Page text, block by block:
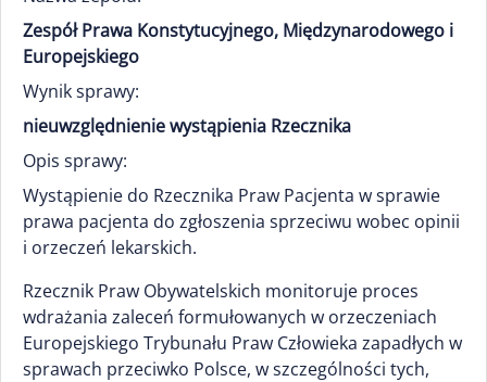
Zespół Prawa Konstytucyjnego, Międzynarodowego i
Europejskiego
Wynik sprawy:
nieuwzględnienie wystąpienia Rzecznika
Opis sprawy:
Wystąpienie do Rzecznika Praw Pacjenta w sprawie
prawa pacjenta do zgłoszenia sprzeciwu wobec opinii
i orzeczeń lekarskich.
Rzecznik Praw Obywatelskich monitoruje proces
wdrażania zaleceń formułowanych w orzeczeniach
Europejskiego Trybunału Praw Człowieka zapadłych w
sprawach przeciwko Polsce, w szczególności tych,